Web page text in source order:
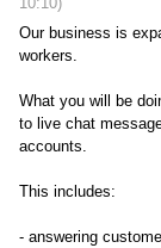
Our business is
workers.
What you will be
to live chat
accounts.
This includes:
- answering